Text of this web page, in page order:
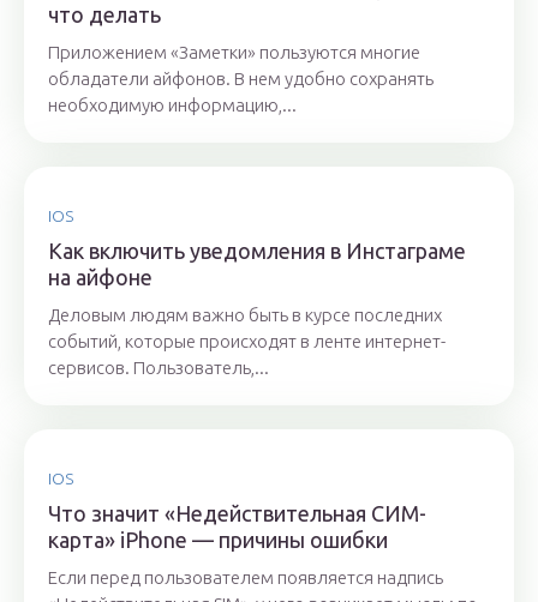
что делать
Приложением «Заметки» пользуются многие
обладатели айфонов. В нем удобно сохранять
необходимую информацию,...
IOS
Как включить уведомления в Инстаграме
на айфоне
Деловым людям важно быть в курсе последних
событий, которые происходят в ленте интернет-
сервисов. Пользователь,...
IOS
Что значит «Недействительная СИМ-
карта» iPhone — причины ошибки
Если перед пользователем появляется надпись